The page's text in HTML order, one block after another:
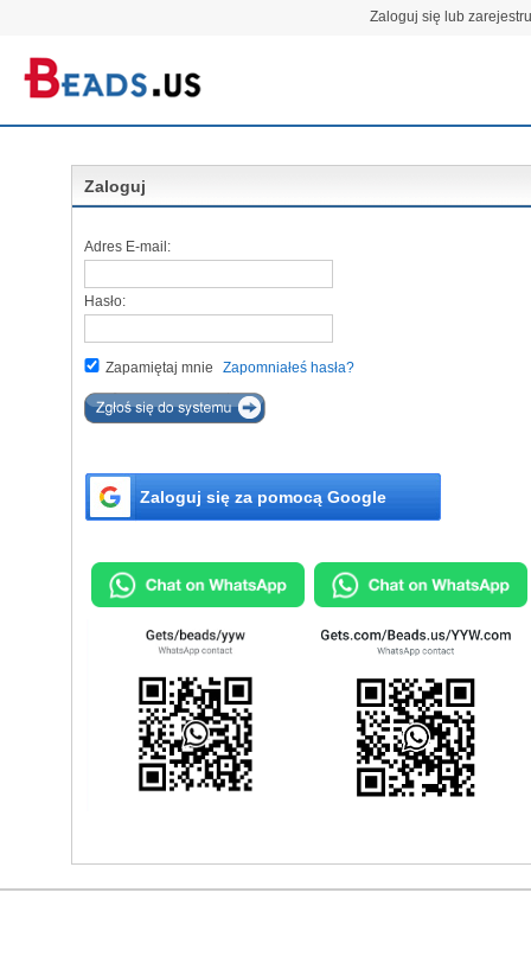
Zaloguj się lub
Zaloguj
Adres E-mail:
Hasło:
Zapamiętaj mnie Zapomniałeś hasła?
Zaloguj się za pomocą Google